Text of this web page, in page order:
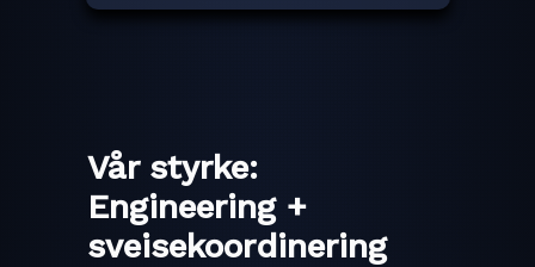
Vår styrke:
Engineering +
sveisekoordinering